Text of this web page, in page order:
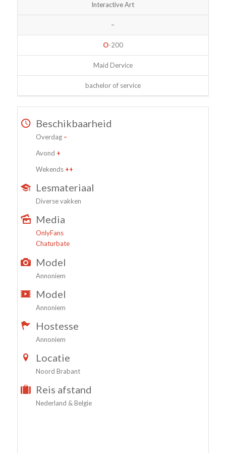
Interactive Art
–
O-200
Maid Dervice
bachelor of service
Beschikbaarheid
Overdag –
Avond +
Wekends ++
Lesmateriaal
Diverse vakken
Media
OnlyFans
Chaturbate
Model
Annoniem
Model
Annoniem
Hostesse
Annoniem
Locatie
Noord Brabant
Reis afstand
Nederland & Belgie